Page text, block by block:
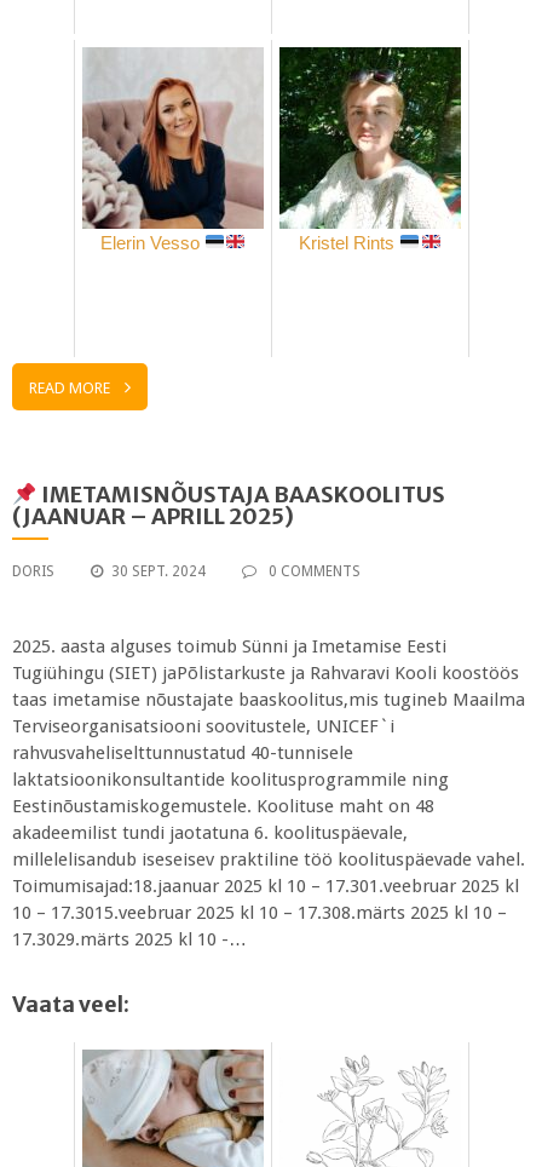
Elerin Vesso Kristel Rints
READ MORE
IMETAMISNÕUSTAJA BAASKOOLITUS
(JAANUAR – APRILL 2025)
DORIS 30 SEPT. 2024 0 COMMENTS
2025. aasta alguses toimub Sünni ja Imetamise Eesti
Tugiühingu (SIET) jaPõlistarkuste ja Rahvaravi Kooli koostöös
taas imetamise nõustajate baaskoolitus,mis tugineb Maailma
Terviseorganisatsiooni soovitustele, UNICEF`i
rahvusvaheliselttunnustatud 40-tunnisele
laktatsioonikonsultantide koolitusprogrammile ning
Eestinõustamiskogemustele. Koolituse maht on 48
akadeemilist tundi jaotatuna 6. koolituspäevale,
millelelisandub iseseisev praktiline töö koolituspäevade vahel.
Toimumisajad:18.jaanuar 2025 kl 10 – 17.301.veebruar 2025 kl
10 – 17.3015.veebruar 2025 kl 10 – 17.308.märts 2025 kl 10 –
17.3029.märts 2025 kl 10 -…
Vaata veel: